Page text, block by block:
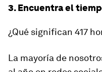
3. Encuentra el
¿Qué significan 417
La mayoría de